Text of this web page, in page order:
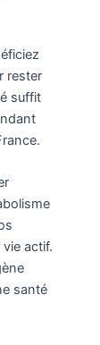
rester
suffit
actif.
santé